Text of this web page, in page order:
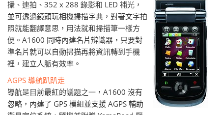
攝、連拍、352 x 288 錄影和 LED 補光，
並可透過鏡頭玩相機掃描字典，對著文字拍
照就能翻譯意思，用法就和掃描筆一樣方
便。A1600 同時內建名片辨識器，只要對
準名片就可以自動掃描再將資訊轉到手機
裡，建立人脈有效率。
AGPS 導航趴趴走
導航是目前最紅的議題之一，A1600 沒有
忽略，內建了 GPS 模組並支援 AGPS 輔助